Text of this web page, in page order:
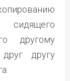
другому
другу